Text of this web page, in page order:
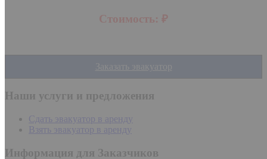
Стоимость: ₽
Заказать эвакуатор
Наши услуги и предложения
Сдать эвакуатор в аренду
Взять эвакуатор в аренду
Информация для Заказчиков